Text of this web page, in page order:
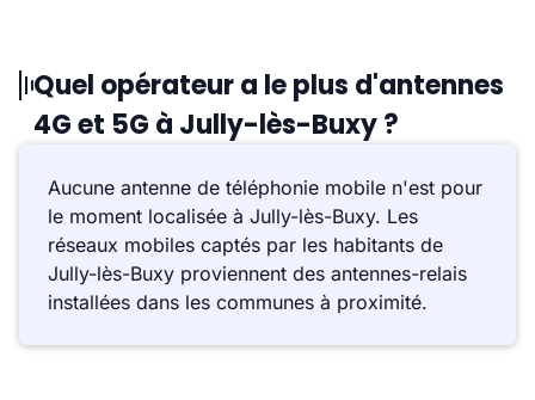
Quel opérateur a le plus d'antennes
4G et 5G à Jully-lès-Buxy ?
Aucune antenne de téléphonie mobile n'est pour
le moment localisée à Jully-lès-Buxy. Les
réseaux mobiles captés par les habitants de
Jully-lès-Buxy proviennent des antennes-relais
installées dans les communes à proximité.